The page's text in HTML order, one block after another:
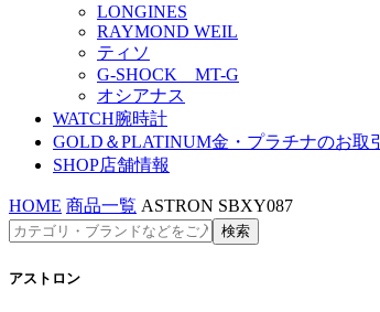
LONGINES
RAYMOND WEIL
ティソ
G-SHOCK MT-G
オシアナス
WATCH腕時計
GOLD＆PLATINUM金・プラチナのお取引
SHOP店舗情報
HOME 商品一覧 ASTRON SBXY087
アストロン